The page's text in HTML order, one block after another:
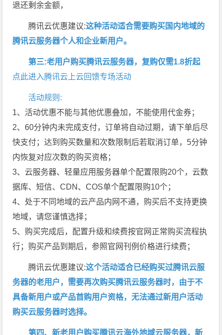
退还剩余金额，
腾讯云优惠建议:这种活动适合需要购买国内地域的
腾讯云服务器个人和企业新用户。
第三:老用户购买腾讯云服务器，复购仅需1.8折起
点此进入腾讯云上云回馈专场活动
活动规则:
1、活动优惠不能与其他优惠叠加，不能使用代金券；
2、60分钟内未完成支付，订单将自动过期，请下单后尽
快支付；达到购买数量和次数限制后若取消订单，5分钟
内恢复对应次数的购买资格；
3、云服务器、轻量应用服务器单个配置限购20个，云数
据库、短信、CDN、COS单个配置限购10个；
4、处于不同地域的云产品内网不通，购买后不支持更换
地域，请您谨慎选择；
5、购买完成后，配置升级和续费按官网正常购买流程执
行；购买产品到期后，参照官网刊例价格进行续费；
腾讯云优惠建议:这个活动适合已经购买过腾讯云服
务器的老用户，需要再次购买腾讯云服务器时，由于不
具备新用户或产品首购用户资格，无法通过新用户活动
购买云服务器时选择。
第四、新老用户购买腾讯云海外地域云服务器，新